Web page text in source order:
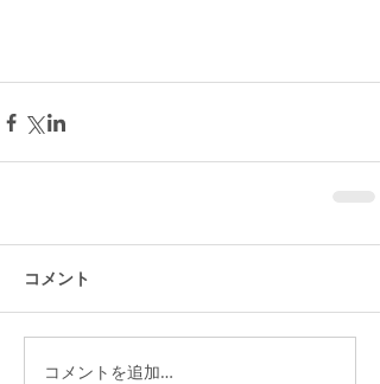
コメント
コメントを追加…